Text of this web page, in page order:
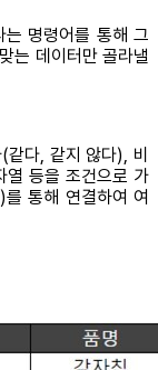
명령어를 통해 그
는 데이터만 골라낼
다, 같지 않다), 비
열 등을 조건으로 가
통해 연결하여 여